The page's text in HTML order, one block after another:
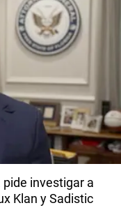
pide investigar a
Klan y Sadistic